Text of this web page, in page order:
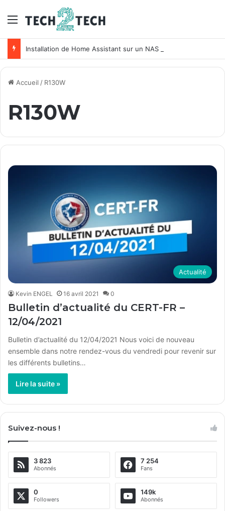
Menu
Installation de Home Assistant sur un NAS Synology
Accueil / R130W
R130W
Actualité
Kevin ENGEL 16 avril 2021 0
Bulletin d’actualité du CERT-FR –
12/04/2021
Bulletin d’actualité du 12/04/2021 Nous voici de nouveau
ensemble dans notre rendez-vous du vendredi pour revenir sur
les différents bulletins…
Lire la suite »
Suivez-nous !
3 823
Abonnés
7 254
Fans
0
Followers
149k
Abonnés